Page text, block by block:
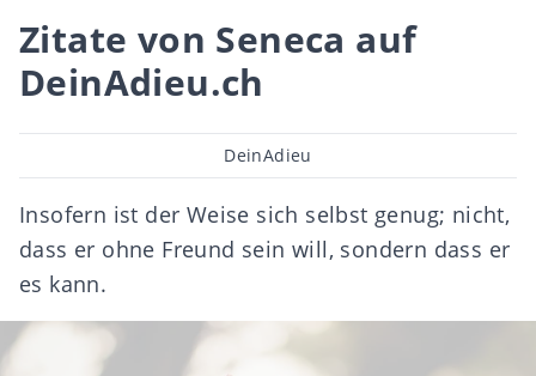
Zitate von Seneca auf
DeinAdieu.ch
Beitragsautor
DeinAdieu
Insofern ist der Weise sich selbst genug; nicht,
dass er ohne Freund sein will, sondern dass er
es kann.